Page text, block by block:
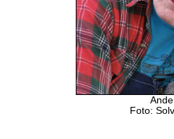
Foto: